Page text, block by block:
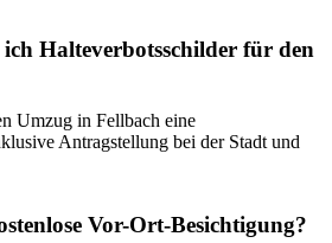
ich Halteverbotsschilder für den
Umzug in Fellbach eine
Antragstellung bei der Stadt und
Vor-Ort-Besichtigung?